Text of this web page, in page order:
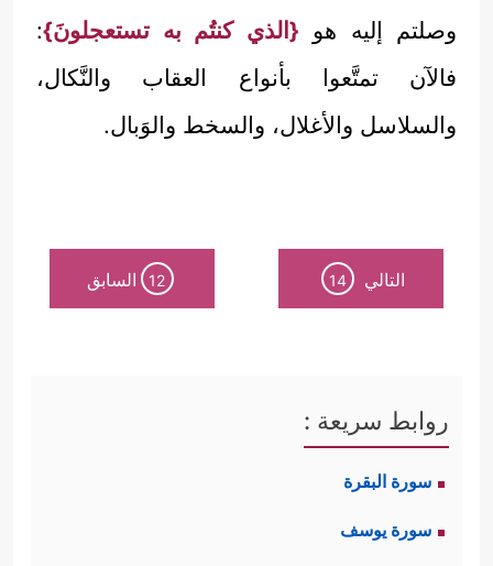
وصلتم إليه هو {الذي كنتُم به تستعجلونَ}:
فالآن تمتَّعوا بأنواع العقاب والنَّكال،
والسلاسل والأغلال، والسخط والوَبال.
التالي 14
12 السابق
روابط سريعة :
سورة البقرة
سورة يوسف